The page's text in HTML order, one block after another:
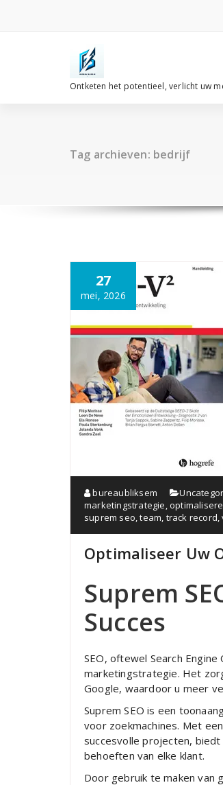
de
Ontketen het potentieel, verlicht uw
Tag archieven: bedrijf
27
mei, 2026
bureaubliksem
marketingstrategie,
suprem seo,team, track record,
Optimaliseer Uw
Suprem
Succes
SEO, oftewel Search
marketingstrategie. Het
Google, waardoor u meer
Suprem SEO is een
voor zoekmachines. Met
succesvolle projecten,
behoeften van elke klant.
Door gebruik te maken van